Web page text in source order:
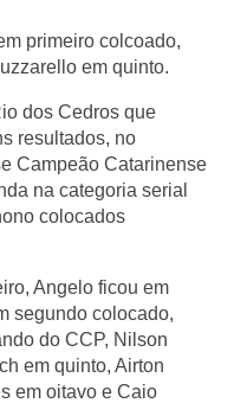
primeiro colcoado,
em quinto.
dos Cedros que
resultados, no
Campeão Catarinense
na categoria serial
colocados
Angelo ficou em
segundo colocado,
do CCP, Nilson
em quinto, Airton
em oitavo e Caio